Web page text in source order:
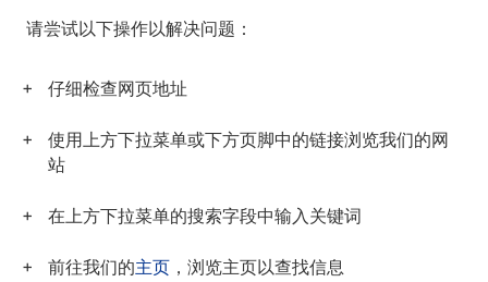
请尝试以下操作以解决问题：
仔细检查网页地址
使用上方下拉菜单或下方页脚中的链接浏览我们的网
站
在上方下拉菜单的搜索字段中输入关键词
前往我们的主页 ，浏览主页以查找信息